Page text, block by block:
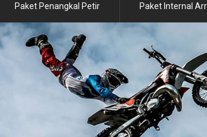
Paket Penangkal Petir Paket Internal